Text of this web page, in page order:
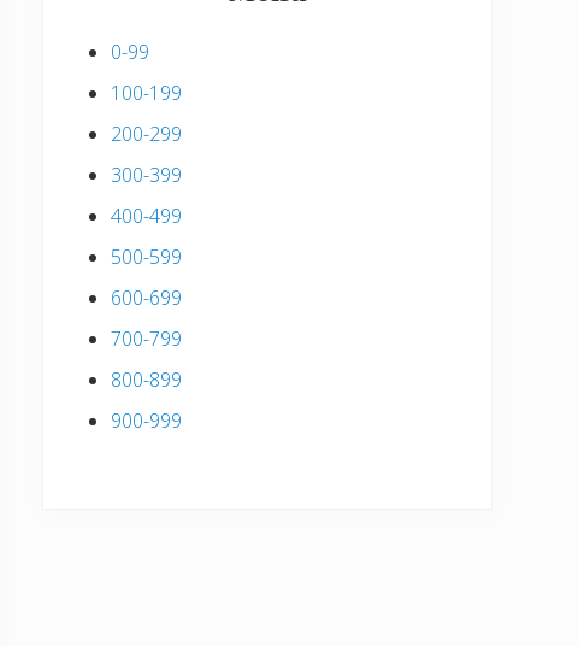
0-99
100-199
200-299
300-399
400-499
500-599
600-699
700-799
800-899
900-999